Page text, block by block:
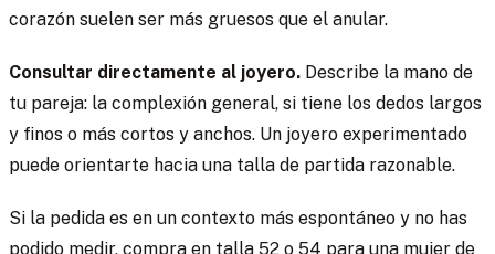
corazón suelen ser más gruesos que el anular.
Consultar directamente al joyero. Describe la mano de
tu pareja: la complexión general, si tiene los dedos largos
y finos o más cortos y anchos. Un joyero experimentado
puede orientarte hacia una talla de partida razonable.
Si la pedida es en un contexto más espontáneo y no has
podido medir, compra en talla 52 o 54 para una mujer de